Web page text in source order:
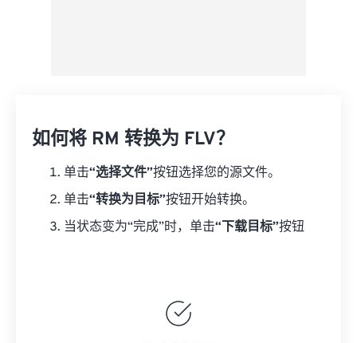
如何将 RM 转换为 FLV？
单击“选择文件”按钮选择您的源文件。
单击“转换为目标”按钮开始转换。
当状态变为“完成”时，单击“下载目标”按钮